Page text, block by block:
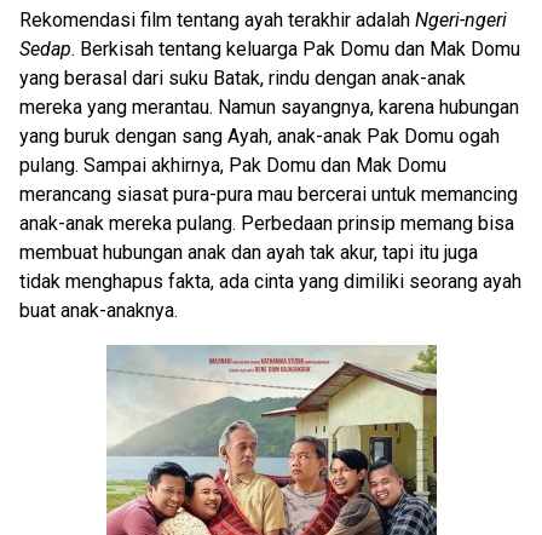
Rekomendasi film tentang ayah terakhir adalah Ngeri-ngeri
Sedap. Berkisah tentang keluarga Pak Domu dan Mak Domu
yang berasal dari suku Batak, rindu dengan anak-anak
mereka yang merantau. Namun sayangnya, karena hubungan
yang buruk dengan sang Ayah, anak-anak Pak Domu ogah
pulang. Sampai akhirnya, Pak Domu dan Mak Domu
merancang siasat pura-pura mau bercerai untuk memancing
anak-anak mereka pulang. Perbedaan prinsip memang bisa
membuat hubungan anak dan ayah tak akur, tapi itu juga
tidak menghapus fakta, ada cinta yang dimiliki seorang ayah
buat anak-anaknya.